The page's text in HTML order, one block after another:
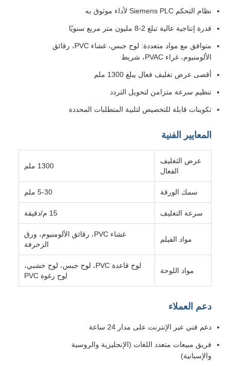
نظام التحكم Siemens PLC لأداء موثوق به
قدرة إنتاجية عالية تبلغ 2-8 مليون متر مربع سنويًا
متوافق مع مواد متعددة: لوح جبس، غشاء PVC، رقائق
الألومنيوم، غراء PVAC، شريط
أقصى عرض تغليف فعال يبلغ 1300 ملم
تنظيم سرعة متزامن لتحويل التردد
تكوينات قابلة للتخصيص لتلبية المتطلبات المحددة
المعايير الفنية
عرض التغليف
الفعال
1300 ملم
سمك الورقة 5-30 ملم
سرعة التغليف 15 م/دقيقة
مواد الفيلم
غشاء PVC، رقائق الألومنيوم، ورق
الزخرفة
مواد اللوحة
لوح قاعدة PVC، لوح جبس، لوح خشبي،
لوح رغوة PVC
دعم العملاء
دعم فني عبر الإنترنت على مدار 24 ساعة
فريق مبيعات متعدد اللغات (الإنجليزية والروسية
والإسبانية)